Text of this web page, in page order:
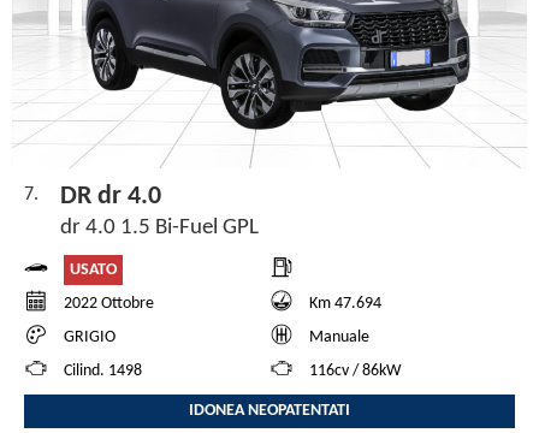
7. DR dr 4.0
dr 4.0 1.5 Bi-Fuel GPL
USATO
2022 Ottobre
Km 47.694
GRIGIO
Manuale
Cilind. 1498
116cv / 86kW
IDONEA NEOPATENTATI